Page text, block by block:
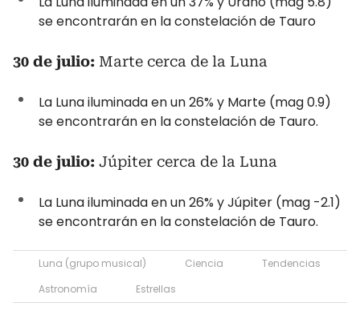
se encontrarán en la constelación de Tauro
30 de julio: Marte cerca de la Luna
La Luna iluminada en un 26% y Marte (mag 0.9)
se encontrarán en la constelación de Tauro.
30 de julio: Júpiter cerca de la Luna
La Luna iluminada en un 26% y Júpiter (mag -2.1)
se encontrarán en la constelación de Tauro.
Luna (grupo musical) Ciencia
Tendencias
Astronomía
Estrellas